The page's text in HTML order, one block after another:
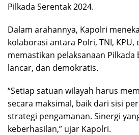
Pilkada Serentak 2024.
Dalam arahannya, Kapolri
kolaborasi antara Polri, TNI, KPU,
memastikan pelaksanaan Pilkada
lancar, dan demokratis.
“Setiap satuan wilayah harus
secara maksimal, baik dari sisi
strategi pengamanan. Sinergi
keberhasilan,” ujar Kapolri.